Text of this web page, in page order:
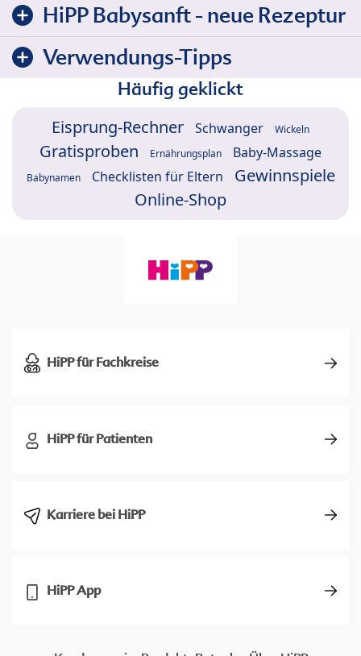
HiPP Babysanft - neue Rezeptur
Verwendungs-Tipps
Häufig geklickt
Eisprung-Rechner Schwanger Wickeln
Gratisproben Ernährungsplan Baby-Massage
Babynamen Checklisten für Eltern
Gewinnspiele
Online-Shop
HiPP für Fachkreise
HiPP für Patienten
Karriere bei HiPP
HiPP App